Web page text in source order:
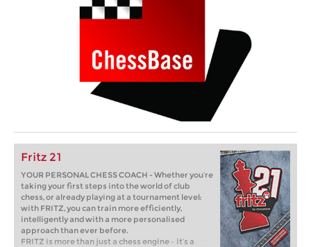
Fritz 21
YOUR PERSONAL CHESS COACH - Whether you’re
taking your first steps into the world of club
chess, or already playing at a tournament level:
with FRITZ, you can train more efficiently,
intelligently and with a more personalised
approach than ever before.
FRITZ is more than just a chess engine – it’s a